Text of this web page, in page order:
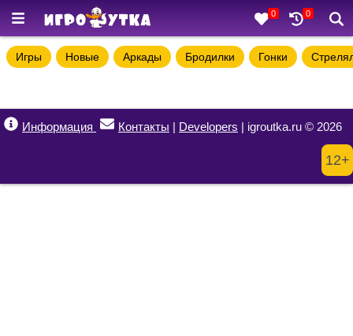
0 0
Игры Новые Аркады Бродилки Гонки
Информация Контакты | Developers | igroutka.ru © 2026
12+